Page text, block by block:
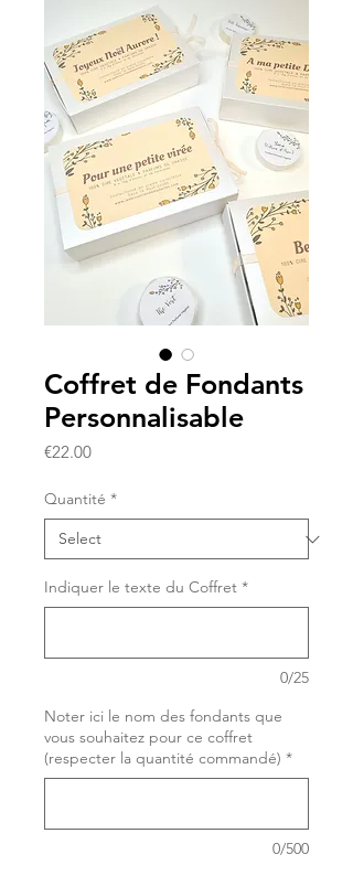
Coffret de Fondants
Personnalisable
€22.00Price
Quantité *
Indiquer le texte du Coffret *
0/25
Noter ici le nom des fondants que
vous souhaitez pour ce coffret
(respecter la quantité commandé) *
0/500